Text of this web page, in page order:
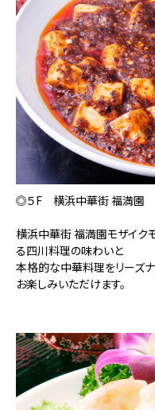
◎５F 横浜中華街 福満園
横浜中華街 福満園モザイク
る四川料理の味わいと
本格的な中華料理をリーズ
お楽しみいただけます。